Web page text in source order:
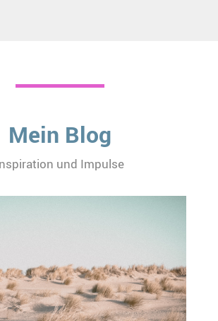
Mein Blog
und Impulse